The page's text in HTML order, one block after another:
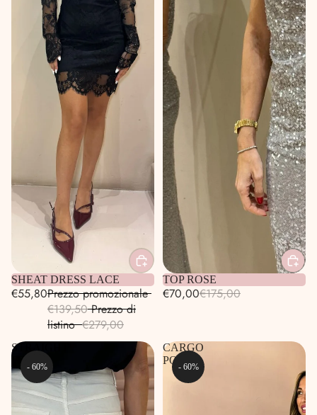
In Promozione
SHEAT DRESS LACE
€55,80Prezzo promozionale
€139,50 Prezzo di
listino €279,00
TOP ROSE
€70,00€175,00
STRAIGHT
FRIDA
- 60%
CARGO
POP
- 60%